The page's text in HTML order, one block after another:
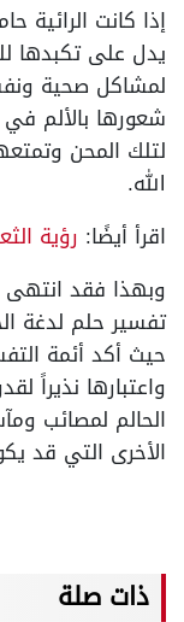
إذا كانت الرائية
يدل على تكبدها
لمشاكل صحية
شعورها بالألم في
لتلك المحن
الله.
اقرأ أيضًا: رؤية
وبهذا فقد انتهى
تفسير حلم لدغة
حيث أكد أئمة
واعتبارها نذيراً
الحالم لمصائب
الأخرى التي قد
ذات صلة